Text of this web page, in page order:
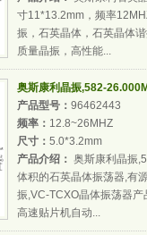
寸11*13.2mm，频率
振，石英晶体，石英晶体
质量晶振，高性能...
奥斯康利晶振,582-
产品型号： 96462443
频率： 12.8~26MHZ
尺寸： 5.0*3.2mm
产品介绍： 奥斯康利晶振
体积的石英晶体振荡器,有
振,VC-TCXO晶体振荡器
高速贴片机自动...